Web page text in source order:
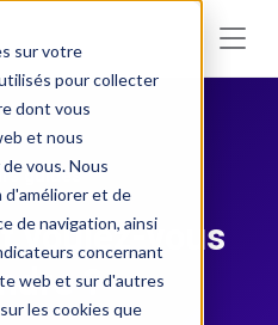
sur votre
pour collecter
dont vous
et nous
vous. Nous
et de
de navigation, ainsi
concernant
web et sur d'autres
les cookies que
guidés
voulez-vous
?